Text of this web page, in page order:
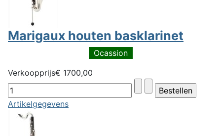
Marigaux houten basklarinet
Ocassion
Verkoopprijs€ 1700,00
Artikelgegevens